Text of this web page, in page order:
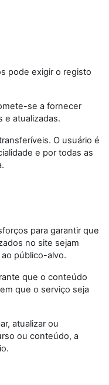
pode exigir o registo
se a fornecer
e atualizadas.
O usuário é
e por todas as
para garantir que
no site sejam
público-alvo.
que o conteúdo
que o serviço seja
atualizar ou
ou conteúdo, a